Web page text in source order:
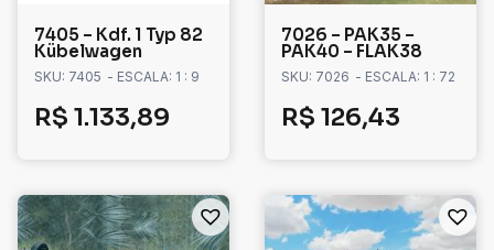
7405 – Kdf. 1 Typ 82
Kübelwagen
SKU: 7405 - ESCALA: 1 : 9
R$ 1.133,89
7026 – PAK35 –
PAK40 – FLAK38
SKU: 7026 - ESCALA: 1 : 72
R$ 126,43